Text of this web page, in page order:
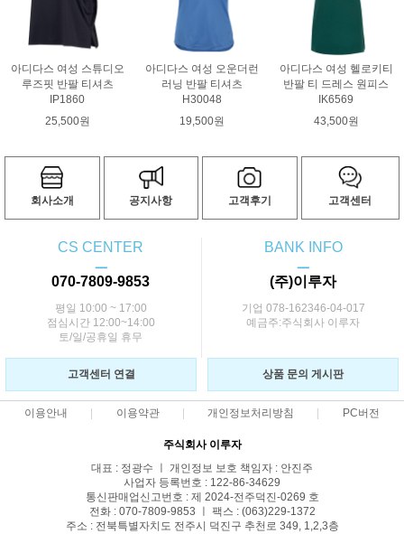
아디다스 여성 스튜디오
루즈핏 반팔 티셔츠
IP1860
25,500원
아디다스 여성 오운더런
러닝 반팔 티셔츠
H30048
19,500원
아디다스 여성 헬로키티
반팔 티 드레스 원피스
IK6569
43,500원
회사소개 공지사항 고객후기 고객센터
CS CENTER
ㅡ
070-7809-9853
평일 10:00 ~ 17:00
점심시간 12:00~14:00
토/일/공휴일 휴무
BANK INFO
ㅡ
(주)이루자
기업 078-162346-04-017
예금주:주식회사 이루자
고객센터 연결 상품 문의 게시판
이용안내 이용약관 개인정보처리방침 PC버전
주식회사 이루자
대표 : 정광수 ㅣ 개인정보 보호 책임자 : 안진주
사업자 등록번호 : 122-86-34629
통신판매업신고번호 : 제 2024-전주덕진-0269 호
전화 : 070-7809-9853 ㅣ 팩스 : (063)229-1372
주소 : 전북특별자치도 전주시 덕진구 추천로 349, 1,2,3층